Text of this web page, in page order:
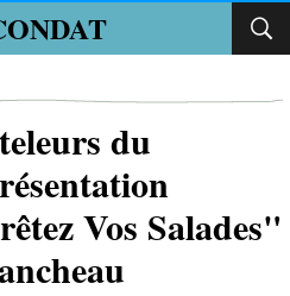
du
Vos Salades"